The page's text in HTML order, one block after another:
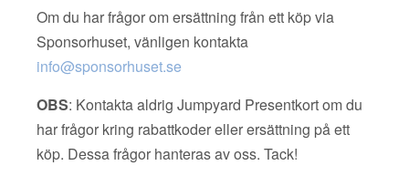
Om du har frågor om ersättning från ett köp via
Sponsorhuset, vänligen kontakta
info@sponsorhuset.se
OBS: Kontakta aldrig Jumpyard Presentkort om du
har frågor kring rabattkoder eller ersättning på ett
köp. Dessa frågor hanteras av oss. Tack!